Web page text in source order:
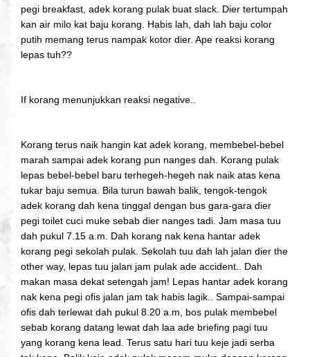
pegi breakfast, adek korang pulak buat slack. Dier tertumpah
kan air milo kat baju korang. Habis lah, dah lah baju color
putih memang terus nampak kotor dier. Ape reaksi korang
lepas tuh??
If korang menunjukkan reaksi negative..
Korang terus naik hangin kat adek korang, membebel-bebel
marah sampai adek korang pun nanges dah. Korang pulak
lepas bebel-bebel baru terhegeh-hegeh nak naik atas kena
tukar baju semua. Bila turun bawah balik, tengok-tengok
adek korang dah kena tinggal dengan bus gara-gara dier
pegi toilet cuci muke sebab dier nanges tadi. Jam masa tuu
dah pukul 7.15 a.m. Dah korang nak kena hantar adek
korang pegi sekolah pulak. Sekolah tuu dah lah jalan dier the
other way, lepas tuu jalan jam pulak ade accident.. Dah
makan masa dekat setengah jam! Lepas hantar adek korang
nak kena pegi ofis jalan jam tak habis lagik.. Sampai-sampai
ofis dah terlewat dah pukul 8.20 a.m, bos pulak membebel
sebab korang datang lewat dah laa ade briefing pagi tuu
yang korang kena lead. Terus satu hari tuu keje jadi serba